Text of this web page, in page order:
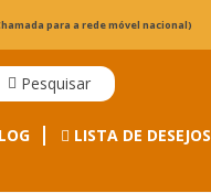
para a rede móvel nacional)
Pesquisar
BLOG LISTA DE DESEJOS